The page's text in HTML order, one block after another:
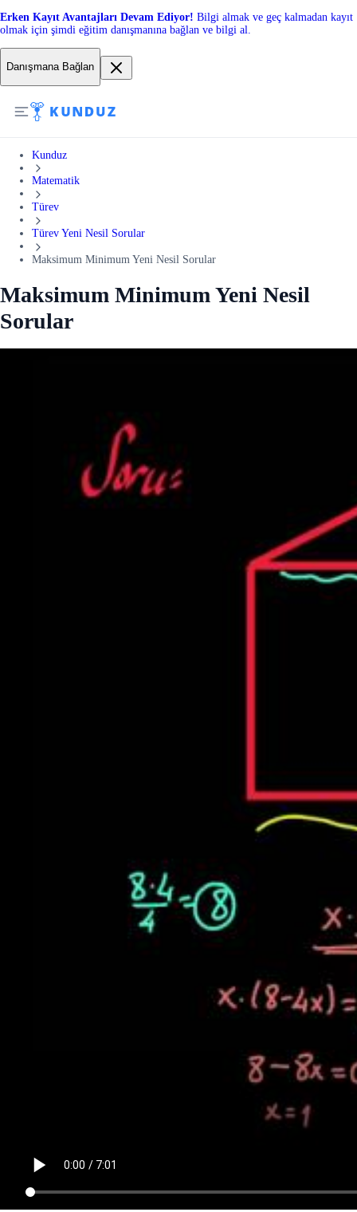
Erken Kayıt Avantajları Devam Ediyor! Bilgi almak ve geç kalmadan kayıt
olmak için şimdi eğitim danışmanına bağlan ve bilgi al.
Danışmana Bağlan
Kunduz
Matematik
Türev
Türev Yeni Nesil Sorular
Maksimum Minimum Yeni Nesil Sorular
Maksimum Minimum Yeni Nesil
Sorular